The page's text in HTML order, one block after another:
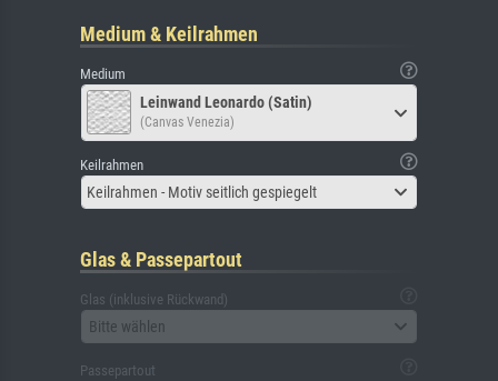
Medium & Keilrahmen
Medium
Leinwand Leonardo (Satin)
(Canvas Venezia)
Keilrahmen
Keilrahmen - Motiv seitlich gespiegelt
Glas & Passepartout
Glas (inklusive Rückwand)
Bitte wählen
Passepartout